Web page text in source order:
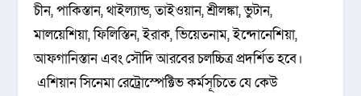
চীন, পাকিস্তান, থাইল্যান্ড, তাইওয়ান, শ্রীলঙ্কা, ভুটান,
মালয়েশিয়া, ফিলিস্তিন, ইরাক, ভিয়েতনাম, ইন্দোনেশিয়া,
আফগানিস্তান এবং সৌদি আরবের চলচ্চিত্র প্রদর্শিত হবে।
এশিয়ান সিনেমা রেট্রোস্পেক্টিভ কর্মসূচিতে যে কেউ